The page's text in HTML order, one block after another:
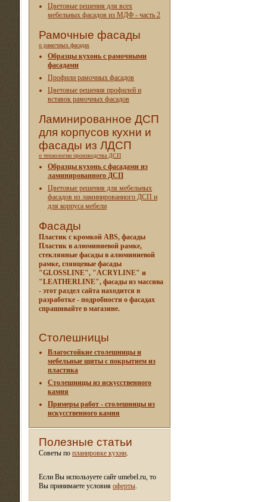
Цветовые решения для всех
мебельных фасадов из МДФ - часть 2
Рамочные фасады
о рамочных фасадах
Образцы кухонь с рамочными
фасадами
Профили рамочных фасадов
Цветовые решения профилей и
вставок рамочных фасадов
Ламинированное ДСП
для корпусов кухни и
фасады из ЛДСП
о технологии производства ДСП
Образцы кухонь с фасадами из
ламинированного ДСП
Цветовые решения для мебельных
фасадов из ламинированного ДСП и
для корпуса мебели
Фасады
Пластик с кромкой ABS, фасады
Пластик в алюминиевой рамке,
стеклянные фасады в алюминиевой
рамке, глянцевые фасады
"GLOSSLINE", "ACRYLINE" и
"LEATHERLINE", фасады из массива
- этот раздел сайта находится в
разработке - подробности о фасадах
спрашивайте в магазине.
Столешницы
Влагостойкие столешницы и
мебельные щиты c покрытием из
пластика
Столешницы из искусственного
камня
Примеры работ - столешницы из
искусственного камня
Полезные статьи
Советы по планировке кухни.
Если Вы используете сайт umebel.ru, то
Вы принимаете условия оферты.